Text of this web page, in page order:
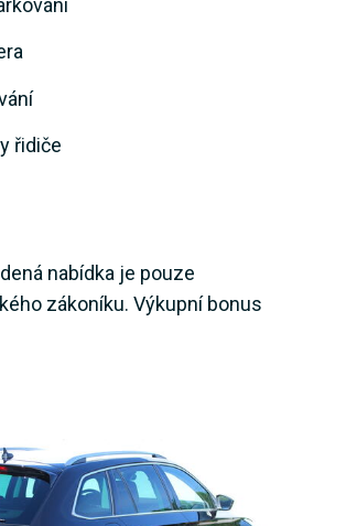
řidiče
nabídka je pouze
zákoníku. Výkupní bonus